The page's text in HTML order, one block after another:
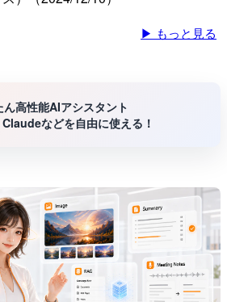
▶ もっと見る
高性能AIアシスタント
などを自由に使える！